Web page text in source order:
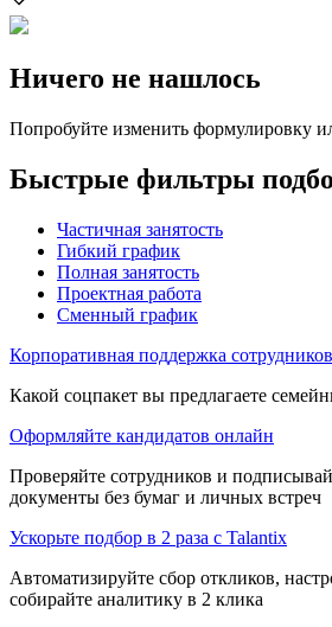
Ничего не нашлось
Попробуйте изменить формулировку
Быстрые фильтры
Частичная занятость
Гибкий график
Полная занятость
Проектная работа
Сменный график
Корпоративная поддержка сотрудников
Какой соцпакет вы предлагаете
Оформляйте кандидатов онлайн
Проверяйте сотрудников и
документы без бумаг и личных встреч
Ускорьте подбор в 2 раза с Talantix
Автоматизируйте сбор откликов,
собирайте аналитику в 2 клика